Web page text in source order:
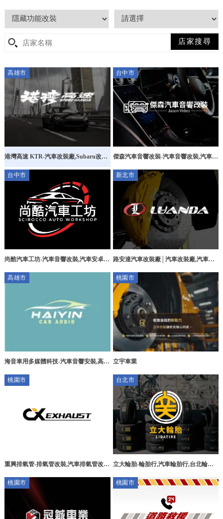
高雄市
港灣高速 KTR-汽車改裝廠,Subaru改裝,
高雄汽車改裝廠,高雄Subaru改裝,大社
區汽車改裝廠,
台中市
傑森汽車音響改裝-汽車音響改裝,汽車保
安裝
台中市
尚酷汽車工坊-汽車音響改裝,汽車安卓機
改裝,
新北市
路安達汽車改裝廠│汽車改裝廠,汽車煞
改裝廠
高雄市
海音車用多媒體科技-汽車音響安裝,高雄
桃園市
立宇車業
桃園市
重興排氣管-排氣管改裝,汽車排氣管改
台北市
立大輪胎-輪胎行,汽車輪胎行,台北輪胎
車輪胎行
桃園市 桃園市